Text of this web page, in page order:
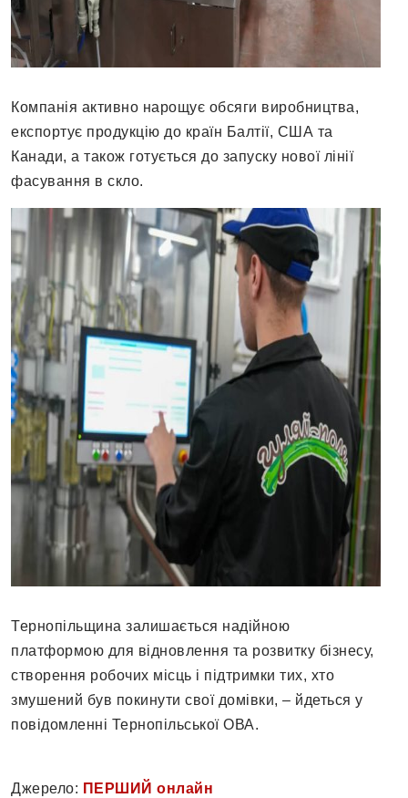
Компанія активно нарощує обсяги виробництва,
експортує продукцію до країн Балтії, США та
Канади, а також готується до запуску нової лінії
фасування в скло.
Тернопільщина залишається надійною
платформою для відновлення та розвитку бізнесу,
створення робочих місць і підтримки тих, хто
змушений був покинути свої домівки, – йдеться у
повідомленні Тернопільської ОВА.
Джерело: ПЕРШИЙ онлайн